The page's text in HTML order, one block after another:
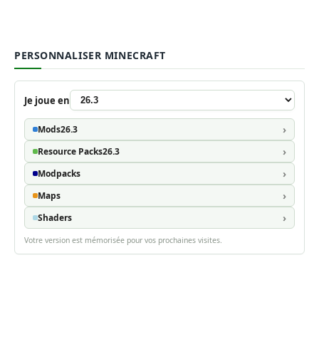
PERSONNALISER MINECRAFT
Je joue en
Mods26.3
Resource Packs26.3
Modpacks
Maps
Shaders
Votre version est mémorisée pour vos prochaines visites.